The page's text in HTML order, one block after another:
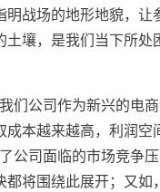
明战场的地形地貌，让
土壤，是我们当下所处
们公司作为新兴的电
成本越来越高，利润空
公司面临的市场竞争
都将围绕此展开；又如